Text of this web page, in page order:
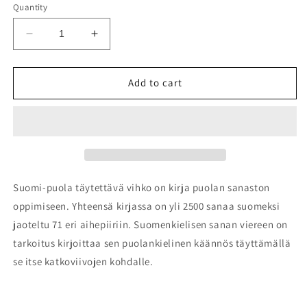
Quantity
Decrease
quantity
for
puola
Increase
quantity
for
Suomi-
puola
Add to cart
Suomi-puola täytettävä vihko on kirja puolan sanaston
oppimiseen. Yhteensä kirjassa on yli 2500 sanaa suomeksi
jaoteltu 71 eri aihepiiriin. Suomenkielisen sanan viereen on
tarkoitus kirjoittaa sen puolankielinen käännös täyttämällä
se itse katkoviivojen kohdalle.